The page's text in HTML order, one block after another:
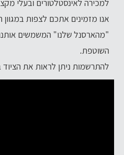
למכירה לאינסטלטורים ובעלי
אנו מזמינים אתכם לצפות במגוון
"מהארסנל שלנו" המשמשים אותנו
השוטפת.
להתרשמות ניתן לראות את הציוד